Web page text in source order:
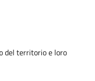
del territorio e loro